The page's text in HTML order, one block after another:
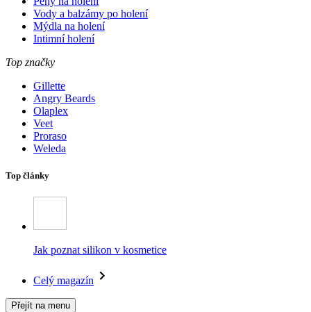
Vody a balzámy po holení
Mýdla na holení
Intimní holení
Top značky
Gillette
Angry Beards
Olaplex
Veet
Proraso
Weleda
Top články
Jak poznat silikon v kosmetice
Celý magazín
Přejít na menu